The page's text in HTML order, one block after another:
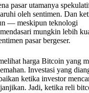
pasar utamanya
oleh sentimen. Dan
— meskipun teknologi
mungkin lebih
pasar bergeser.
harga Bitcoin yang
Investasi yang
ketika investor
Jadi, ketika reli